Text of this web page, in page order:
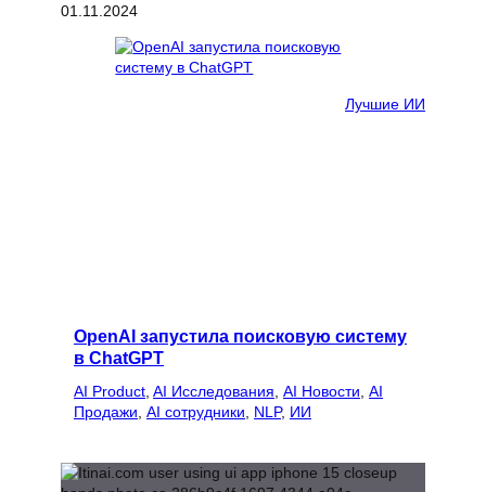
01.11.2024
Лучшие ИИ
OpenAI запустила поисковую систему
в ChatGPT
AI Product AI Исследования AI Новости AI
Продажи AI сотрудники NLP, ИИ